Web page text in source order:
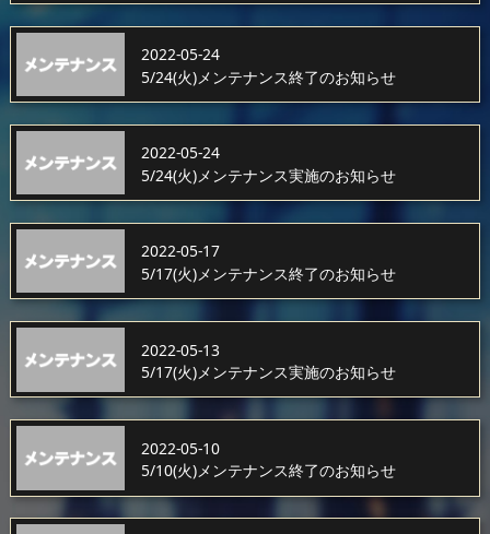
2022-05-24
5/24(火)メンテナンス終了のお知らせ
2022-05-24
5/24(火)メンテナンス実施のお知らせ
2022-05-17
5/17(火)メンテナンス終了のお知らせ
2022-05-13
5/17(火)メンテナンス実施のお知らせ
2022-05-10
5/10(火)メンテナンス終了のお知らせ